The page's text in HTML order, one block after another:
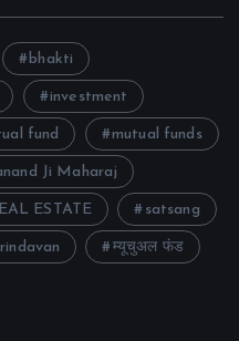
bhakti
investment
fund mutual funds
Ji Maharaj
ESTATE satsang
म्यूचुअल फंड